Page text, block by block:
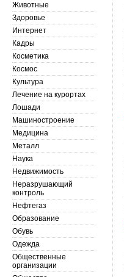
Животные
Здоровье
Интернет
Кадры
Косметика
Космос
Культура
Лечение на курортах
Лошади
Машиностроение
Медицина
Металл
Наука
Недвижимость
Неразрушающий
контроль
Нефтегаз
Образование
Обувь
Одежда
Общественные
организации